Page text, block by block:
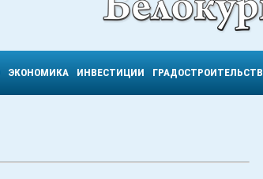
ЭКОНОМИКА ИНВЕСТИЦИИ